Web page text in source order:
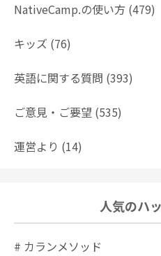
NativeCamp.の使い方 (479)
キッズ (76)
英語に関する質問 (393)
ご意見・ご要望 (535)
運営より (14)
人気のハ
# カランメソッド